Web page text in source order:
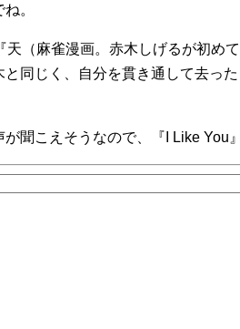
。
天（麻雀漫画。赤木しげるが初
同じく、自分を貫き通して去っ
聞こえそうなので、『I Like You